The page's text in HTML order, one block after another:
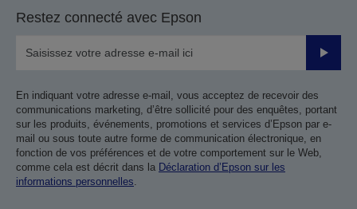
Restez connecté avec Epson
Valider
En indiquant votre adresse e-mail, vous acceptez de recevoir des
communications marketing, d’être sollicité pour des enquêtes, portant
sur les produits, événements, promotions et services d’Epson par e-
mail ou sous toute autre forme de communication électronique, en
fonction de vos préférences et de votre comportement sur le Web,
comme cela est décrit dans la Déclaration d’Epson sur les
informations personnelles.